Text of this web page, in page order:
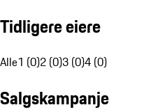
Tidligere eiere
Alle1 (0)2 (0)3 (0)4 (0)
Salgskampanje